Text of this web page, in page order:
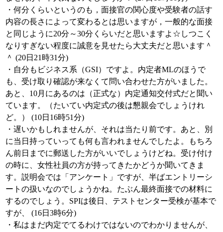
・何分くらいというのも，面接官の関心度や受験者の話す
内容の長さによって変わるとは思いますが，一般的な面接
と同じように20分～30分くらいだと思いますよ☆しつこく
なりすぎない程度に誠意を見せたら大丈夫だと思います＾
＾ (20日21時31分)
・自分もビジネス系（GSI）ですよ。内定者MLのほうで
も、受け取り確認が来なくて問い合わせた方がいました。
あと、10月にあるのは（正式な）内定通知交付式だと聞い
ています。（たいてい内定式の後は懇親会でしょうけれ
ど。） (10日16時51分)
・遅いかもしれませんが、それは当たり前です。あと、別
に当日持っていっても何も言われませんでしたよ。もちろ
ん前日までに郵送した方がいいでしょうけどね。受け付け
の時に、女性社員の方が持ってきたかどうか聞いてきま
す。説明会では「アンケート」ですが、半ばエントリーシ
ートの扱いなのでしょうかね。たぶん最終面接での材料に
するのでしょう。SPIは後日、テストセンター受検が基本で
すが、 (16日3時6分)
・私はまだ内定でてるわけではないのでわかりませんが、